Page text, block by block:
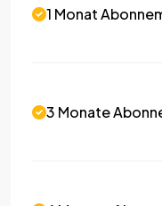
1 Monat
3 Monate